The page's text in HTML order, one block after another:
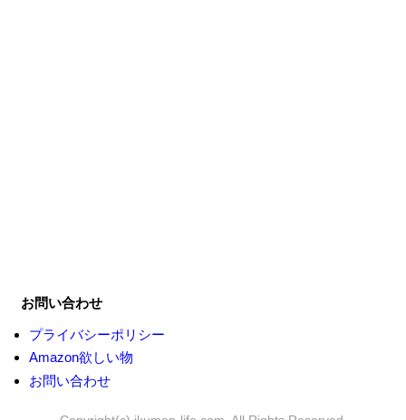
お問い合わせ
プライバシーポリシー
Amazon欲しい物
お問い合わせ